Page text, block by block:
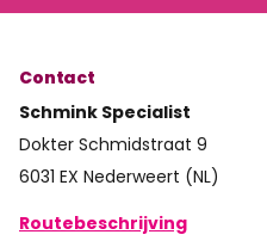
Contact
Schmink Specialist
Dokter Schmidstraat 9
6031 EX Nederweert (NL)
Routebeschrijving